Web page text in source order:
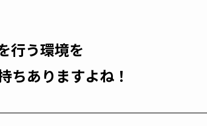
行う環境を
ちありますよね！